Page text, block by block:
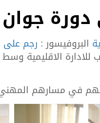
جوان 2026
البروفيسور : رجم على
للادارة الاقليمية
في مسارهم